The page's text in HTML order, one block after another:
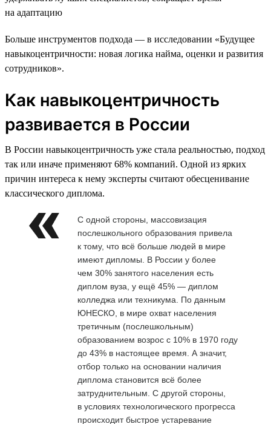
на адаптацию
Больше инструментов подхода — в исследовании «Будущее
навыкоцентричности: новая логика найма, оценки и развития
сотрудников».
Как навыкоцентричность
развивается в России
В России навыкоцентричность уже стала реальностью, подход
так или иначе применяют 68% компаний. Одной из ярких
причин интереса к нему эксперты считают обесценивание
классического диплома.
С одной стороны, массовизация
послешкольного образования привела
к тому, что всё больше людей в мире
имеют дипломы. В России у более
чем 30% занятого населения есть
диплом вуза, у ещё 45% — диплом
колледжа или техникума. По данным
ЮНЕСКО, в мире охват населения
третичным (послешкольным)
образованием возрос с 10% в 1970 году
до 43% в настоящее время. А значит,
отбор только на основании наличия
диплома становится всё более
затруднительным. С другой стороны,
в условиях технологического прогресса
происходит быстрое устаревание